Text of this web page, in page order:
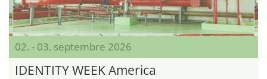
02. - 03. septembre 2026
IDENTITY WEEK America